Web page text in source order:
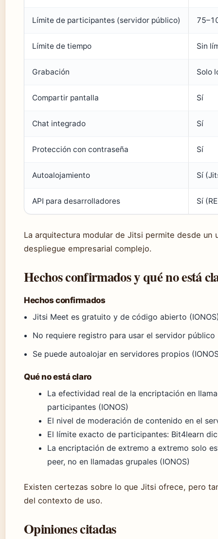
Límite de participantes (servidor público)
Límite de tiempo Sin
Grabación Solo
Compartir pantalla Sí
Chat integrado Sí
Protección con contraseña Sí
Autoalojamiento Sí
API para desarrolladores Sí
La arquitectura modular de Jitsi permite desde un
despliegue empresarial complejo.
Hechos confirmados y qué no está
Hechos confirmados
Jitsi Meet es gratuito y de código abierto
No requiere registro para usar el servidor
Se puede autoalojar en servidores propios
Qué no está claro
La efectividad real de la encriptación en
participantes (IONOS)
El nivel de moderación de contenido en el
El límite exacto de participantes: Bit4learn
La encriptación de extremo a extremo solo
peer, no en llamadas grupales (IONOS)
Existen certezas sobre lo que Jitsi ofrece, pero
del contexto de uso.
Opiniones citadas